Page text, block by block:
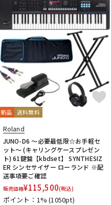
新品 送料無料
Roland
JUNO-D6 ～必要最低限☆お手軽セ
ット～ (キャリングケースプレゼン
ト) 61鍵盤【kbdset】 SYNTHESIZ
ER シンセサイザー ローランド ※配
送事項要ご確認
販売価格¥115,500(税込)
ポイント：1%(1050pt)